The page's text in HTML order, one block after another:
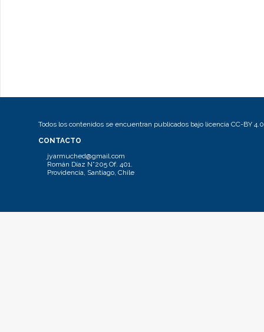
Todos los contenidos se encuentran publicados bajo licencia CC-BY 4.0
CONTACTO
jyarmuched@gmail.com
Román Díaz N°205 Of. 401.
Providencia, Santiago, Chile